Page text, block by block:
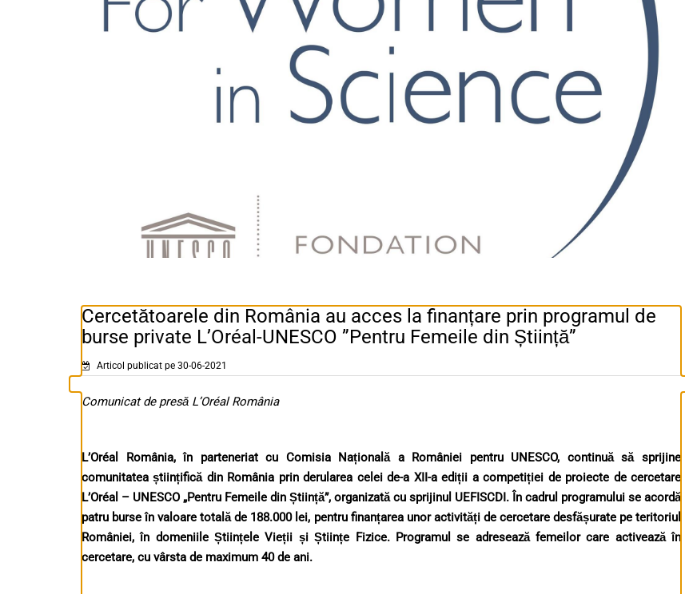
Cercetătoarele din România au acces la finanțare prin programul de
burse private L’Oréal-UNESCO ”Pentru Femeile din Știință”
Articol publicat pe 30-06-2021
Comunicat de presă L’Oréal România
L’Oréal România, în parteneriat cu Comisia Națională a României pentru UNESCO, continuă să sprijine
comunitatea științifică din România prin derularea celei de-a XII-a ediții a competiției de proiecte de cercetare
L’Oréal – UNESCO „Pentru Femeile din Știință”, organizată cu sprijinul UEFISCDI. În cadrul programului se acordă
patru burse în valoare totală de 188.000 lei, pentru finanțarea unor activități de cercetare desfășurate pe teritoriul
României, în domeniile Științele Vieții și Științe Fizice. Programul se adresează femeilor care activează în
cercetare, cu vârsta de maximum 40 de ani.